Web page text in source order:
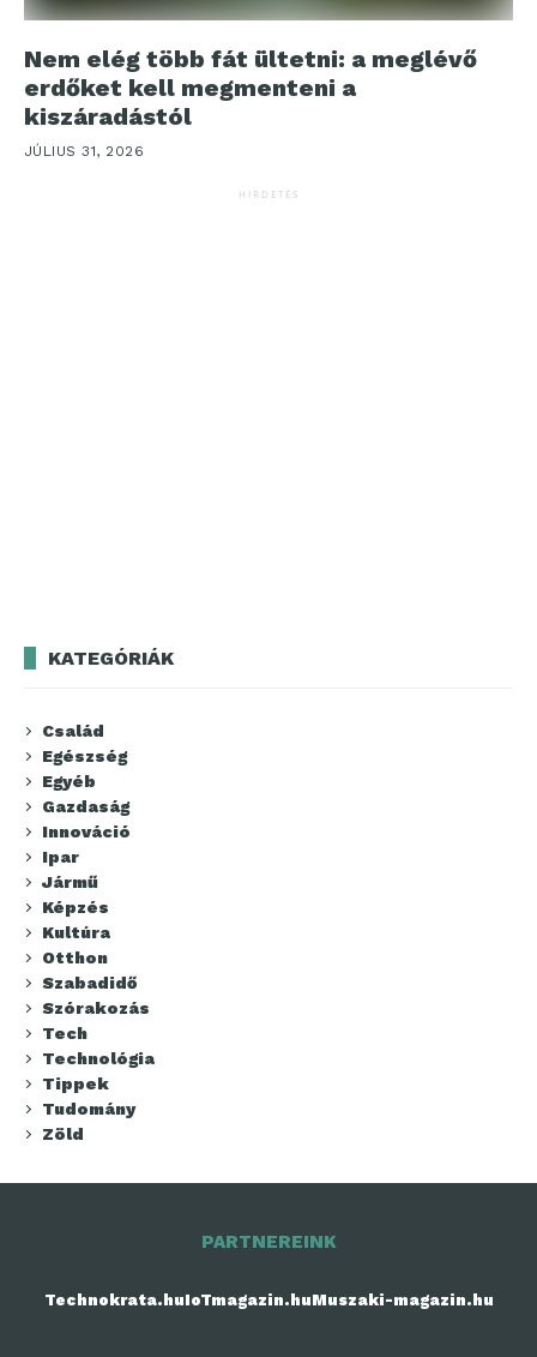
Nem elég több fát ültetni: a meglévő
erdőket kell megmenteni a
kiszáradástól
JÚLIUS 31, 2026
HIRDETÉS
KATEGÓRIÁK
Család
Egészség
Egyéb
Gazdaság
Innováció
Ipar
Jármű
Képzés
Kultúra
Otthon
Szabadidő
Szórakozás
Tech
Technológia
Tippek
Tudomány
Zöld
PARTNEREINK
Technokrata.huIoTmagazin.huMuszaki-magazin.hu